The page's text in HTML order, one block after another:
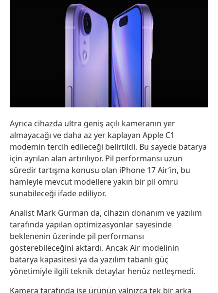
Ayrıca cihazda ultra geniş açılı kameranın yer
almayacağı ve daha az yer kaplayan Apple C1
modemin tercih edileceği belirtildi. Bu sayede batarya
için ayrılan alan artırılıyor. Pil performansı uzun
süredir tartışma konusu olan iPhone 17 Air’in, bu
hamleyle mevcut modellere yakın bir pil ömrü
sunabileceği ifade ediliyor.
Analist Mark Gurman da, cihazın donanım ve yazılım
tarafında yapılan optimizasyonlar sayesinde
beklenenin üzerinde pil performansı
gösterebileceğini aktardı. Ancak Air modelinin
batarya kapasitesi ya da yazılım tabanlı güç
yönetimiyle ilgili teknik detaylar henüz netleşmedi.
Kamera tarafında ise ürünün yalnızca tek bir arka